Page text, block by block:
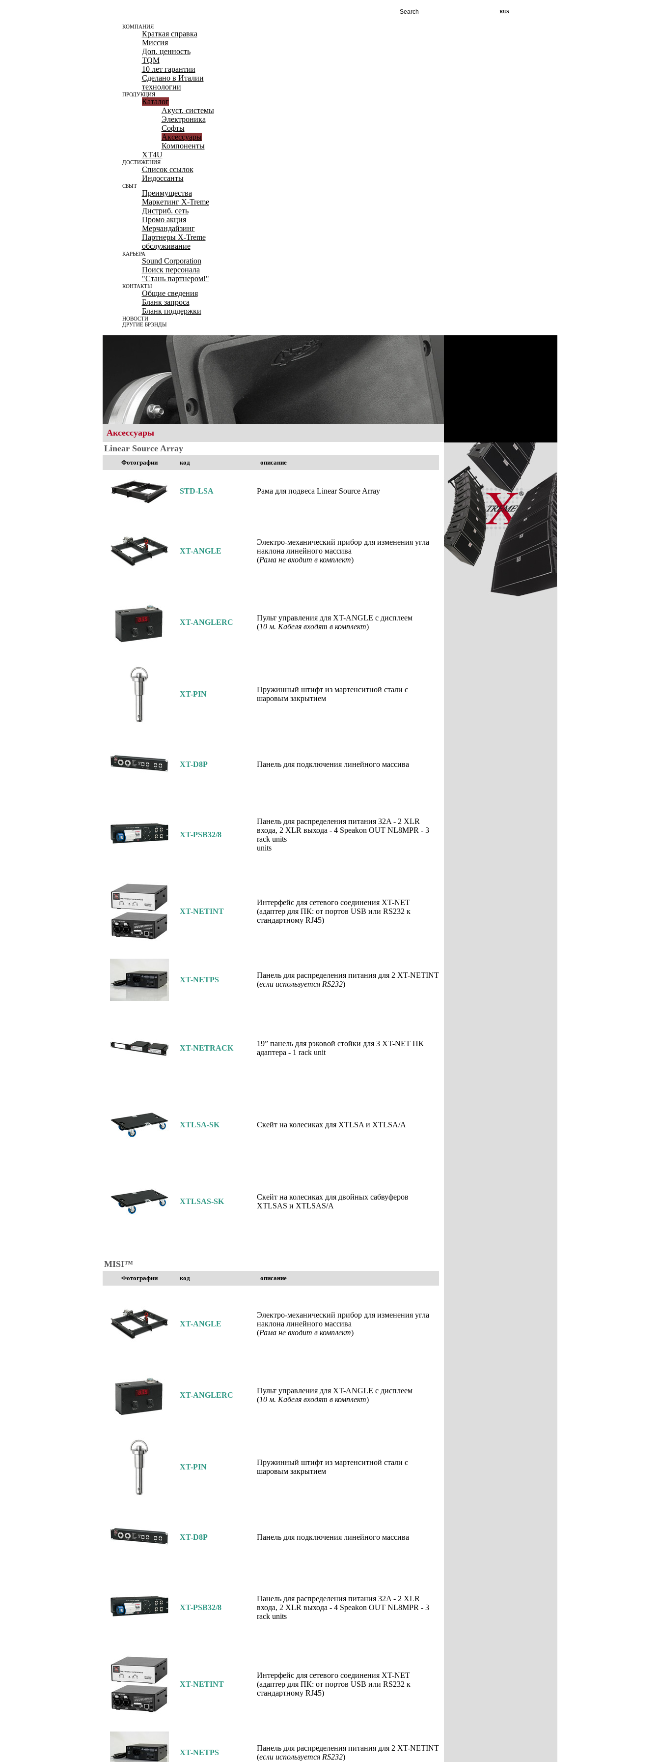
RUS
КОМПАНИЯ
Краткая справка
Миссия
Доп. ценность
TQM
10 лет гарантии
Сделано в Италии
технологии
ПРОДУКЦИЯ
Каталог
Акуст. системы
Электроника
Софты
Aксессуары
Компоненты
XT4U
ДОСТИЖЕНИЯ
Список ссылок
Индоссанты
СБЫТ
Преимущества
Маркетинг X-Treme
Дистриб. сеть
Промо акция
Мерчандайзинг
Партнеры X-Treme
обслуживание
КАРЬЕРА
Sound Corporation
Поиск персонала
"Стань партнером!"
КОНТАКТЫ
Общие сведения
Бланк запроса
Бланк поддержки
НОВОСТИ
ДРУГИЕ БРЭНДЫ
Aксессуары
Linear Source Array
Фотографии код описание
STD-LSA Рама для подвеса Linear Source Array
XT-ANGLE
Электро-механический прибор для изменения угла
наклона линейного массива
(Рама не входит в комплект)
XT-ANGLERC
Пульт управления для XT-ANGLE с дисплеем
(10 м. Кабеля входят в комплект)
XT-PIN
Пружинный штифт из мартенситной стали с
шаровым закрытием
XT-D8P Панель для подключения линейного массива
XT-PSB32/8
Панель для распределения питания 32A - 2 XLR
входа, 2 XLR выхода - 4 Speakon OUT NL8MPR - 3
rack units
units
XT-NETINT
Интерфейс для сетевого соединения XT-NET
(адаптер для ПК: от портов USB или RS232 к
стандартному RJ45)
XT-NETPS
Панель для распределения питания для 2 XT-NETINT
(если используется RS232)
XT-NETRACK
19” панель для рэковой стойки для 3 XT-NET ПК
адаптера - 1 rack unit
XTLSA-SK Скейт на колесиках для XTLSA и XTLSA/A
XTLSAS-SK
Скейт на колесиках для двойных сабвуферов
XTLSAS и XTLSAS/A
MISI™
Фотографии код описание
XT-ANGLE
Электро-механический прибор для изменения угла
наклона линейного массива
(Рама не входит в комплект)
XT-ANGLERC
Пульт управления для XT-ANGLE с дисплеем
(10 м. Кабеля входят в комплект)
XT-PIN
Пружинный штифт из мартенситной стали с
шаровым закрытием
XT-D8P Панель для подключения линейного массива
XT-PSB32/8
Панель для распределения питания 32A - 2 XLR
входа, 2 XLR выхода - 4 Speakon OUT NL8MPR - 3
rack units
XT-NETINT
Интерфейс для сетевого соединения XT-NET
(адаптер для ПК: от портов USB или RS232 к
стандартному RJ45)
XT-NETPS
Панель для распределения питания для 2 XT-NETINT
(если используется RS232)